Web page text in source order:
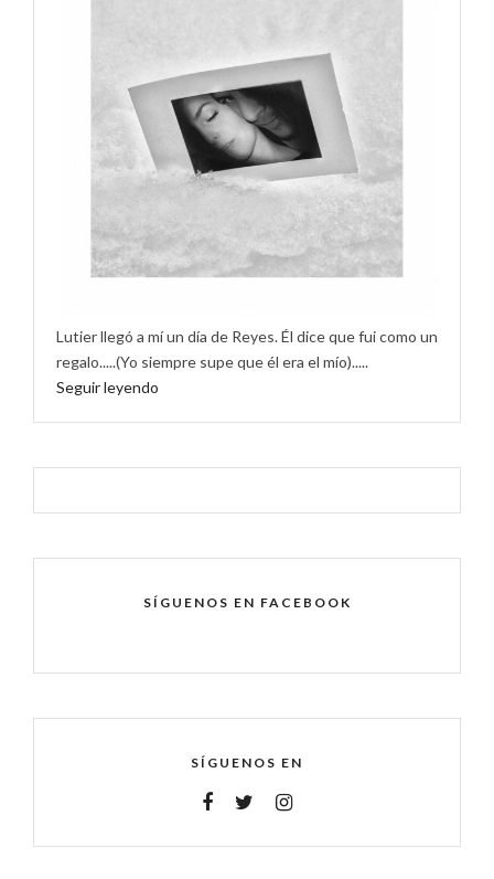
Lutier llegó a mí un día de Reyes. Él dice que fui como un
regalo.....(Yo siempre supe que él era el mío).....
Seguir leyendo
SÍGUENOS EN FACEBOOK
SÍGUENOS EN